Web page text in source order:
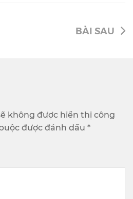
BÀI SAU
không được hiển thị công
được đánh dấu *